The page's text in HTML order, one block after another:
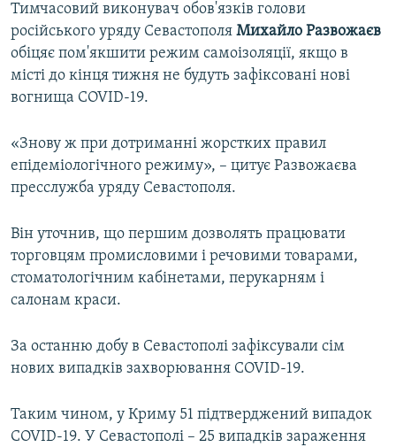
Усі сайти RFE/RL
Тимчасовий виконувач обов'язків голови
російського уряду Севастополя Михайло Развожаєв
обіцяє пом'якшити режим самоізоляції, якщо в
місті до кінця тижня не будуть зафіксовані нові
вогнища COVID-19.
«Знову ж при дотриманні жорстких правил
епідеміологічного режиму», – цитує Развожаєва
пресслужба уряду Севастополя.
Він уточнив, що першим дозволять працювати
торговцям промисловими і речовими товарами,
стоматологічним кабінетами, перукарням і
салонам краси.
За останню добу в Севастополі зафіксували сім
нових випадків захворювання COVID-19.
Таким чином, у Криму 51 підтверджений випадок
COVID-19. У Севастополі – 25 випадків зараження